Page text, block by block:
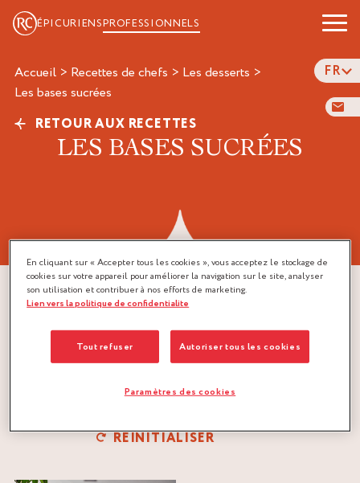
ÉPICURIENSPROFESSIONNELS
FR
Accueil > Recettes de chefs > Les desserts >
les bases sucrées
RETOUR AUX RECETTES
LES BASES SUCRÉES
RÉINITIALISER
En cliquant sur « Accepter tous les cookies », vous acceptez le stockage de
cookies sur votre appareil pour améliorer la navigation sur le site, analyser
son utilisation et contribuer à nos efforts de marketing.
Lien vers la politique de confidentialite
Tout refuser Autoriser tous les cookies
Paramètres des cookies